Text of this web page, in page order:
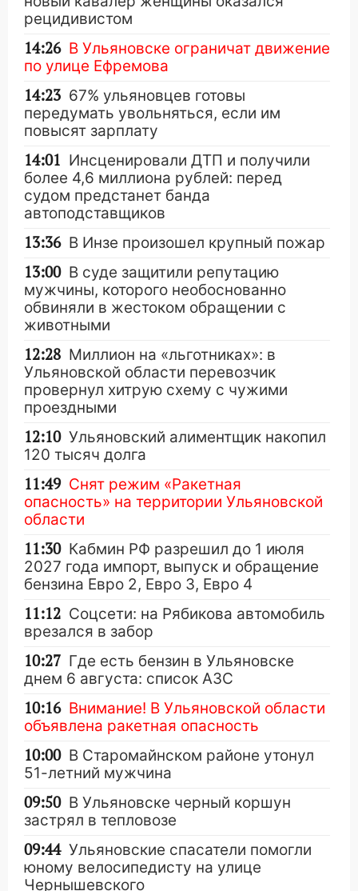
рецидивистом
14:26 В Ульяновске ограничат движение
по улице Ефремова
14:23 67% ульяновцев готовы
передумать увольняться, если им
повысят зарплату
14:01 Инсценировали ДТП и получили
более 4,6 миллиона рублей: перед
судом предстанет банда
автоподставщиков
13:36 В Инзе произошел крупный пожар
13:00 В суде защитили репутацию
мужчины, которого необоснованно
обвиняли в жестоком обращении с
животными
12:28 Миллион на «льготниках»: в
Ульяновской области перевозчик
провернул хитрую схему с чужими
проездными
12:10 Ульяновский алиментщик накопил
120 тысяч долга
11:49 Снят режим «Ракетная
опасность» на территории Ульяновской
области
11:30 Кабмин РФ разрешил до 1 июля
2027 года импорт, выпуск и обращение
бензина Евро 2, Евро 3, Евро 4
11:12 Соцсети: на Рябикова автомобиль
врезался в забор
10:27 Где есть бензин в Ульяновске
днем 6 августа: список АЗС
10:16 Внимание! В Ульяновской области
объявлена ракетная опасность
10:00 В Старомайнском районе утонул
51-летний мужчина
09:50 В Ульяновске черный коршун
застрял в тепловозе
09:44 Ульяновские спасатели помогли
юному велосипедисту на улице
Чернышевского